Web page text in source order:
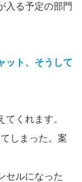
入る予定の部門
ット、そうして
くれます。
しまった。案
セルになった